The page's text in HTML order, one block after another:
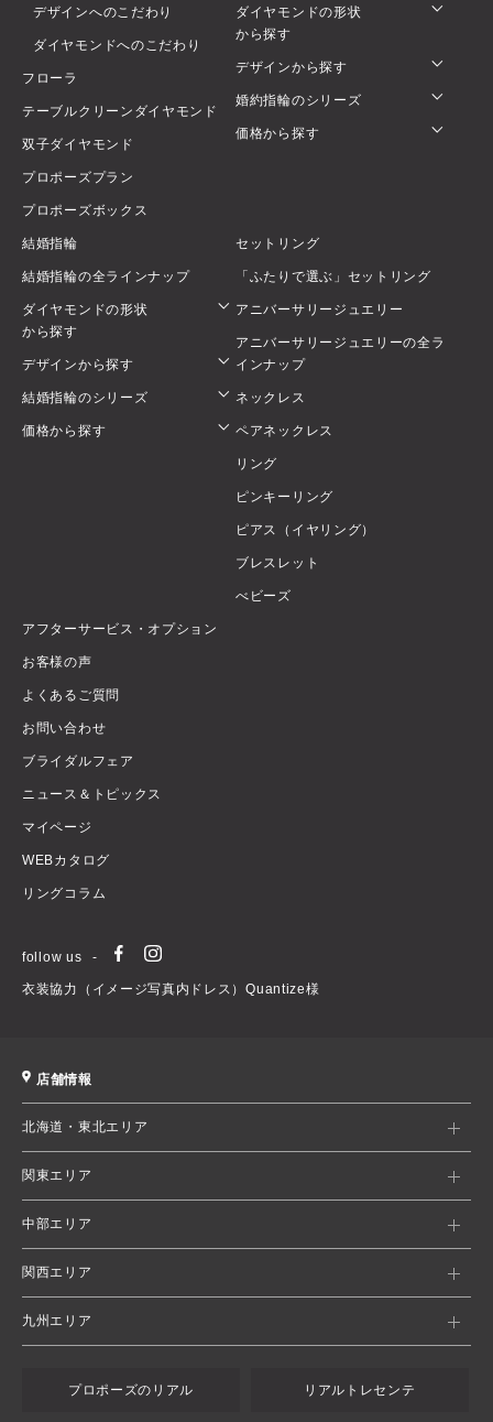
デザインへのこだわり
ダイヤモンドへのこだわり
フローラ
テーブルクリーンダイヤモンド
双子ダイヤモンド
プロポーズプラン
プロポーズボックス
ダイヤモンドの形状
から探す
デザインから探す
婚約指輪のシリーズ
価格から探す
結婚指輪
結婚指輪の全ラインナップ
ダイヤモンドの形状
から探す
デザインから探す
結婚指輪のシリーズ
価格から探す
セットリング
「ふたりで選ぶ」セットリング
アニバーサリージュエリー
アニバーサリージュエリーの全ラ
インナップ
ネックレス
ペアネックレス
リング
ピンキーリング
ピアス（イヤリング）
ブレスレット
べビーズ
アフターサービス・オプション
お客様の声
よくあるご質問
お問い合わせ
ブライダルフェア
ニュース＆トピックス
マイページ
WEBカタログ
リングコラム
follow us
衣装協力（イメージ写真内ドレス）Quantize様
店舗情報
北海道・東北エリア
関東エリア
中部エリア
関西エリア
九州エリア
プロポーズのリアル リアルトレセンテ